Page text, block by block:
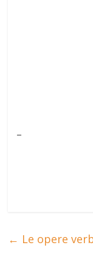
← Le opere